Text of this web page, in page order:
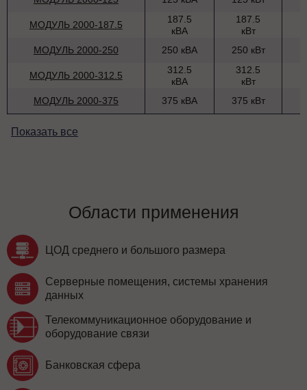
МОДУЛЬ 2000-187.5
187.5
кВА
187.5
кВт
МОДУЛЬ 2000-250
250 кВА 250 кВт
МОДУЛЬ 2000-312.5
312.5
кВА
312.5
кВт
МОДУЛЬ 2000-375
375 кВА 375 кВт
Показать все
Области применения
ЦОД среднего и большого размера
Серверные помещения, системы хранения
данных
Телекоммуникационное оборудование и
оборудование связи
Банковская сфера